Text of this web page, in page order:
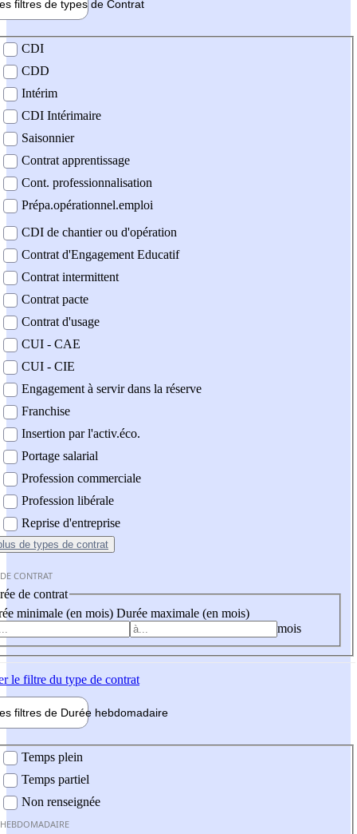
filtres de types de Contrat
contrat
CDI
CDD
Intérim
CDI Intérimaire
Saisonnier
Contrat apprentissage
Cont. professionnalisation
Prépa.opérationnel.emploi
CDI de chantier ou d'opération
Contrat d'Engagement Educatif
Contrat intermittent
Contrat pacte
Contrat d'usage
CUI - CAE
CUI - CIE
Engagement à servir dans la réserve
Franchise
Insertion par l'activ.éco.
Portage salarial
Profession commerciale
Profession libérale
Reprise d'entreprise
de types de contrat
CONTRAT
de contrat
minimale (en mois) Durée maximale (en mois)
mois
le filtre du type de contrat
filtres de Durée hebdomadaire
Temps plein
Temps partiel
Non renseignée